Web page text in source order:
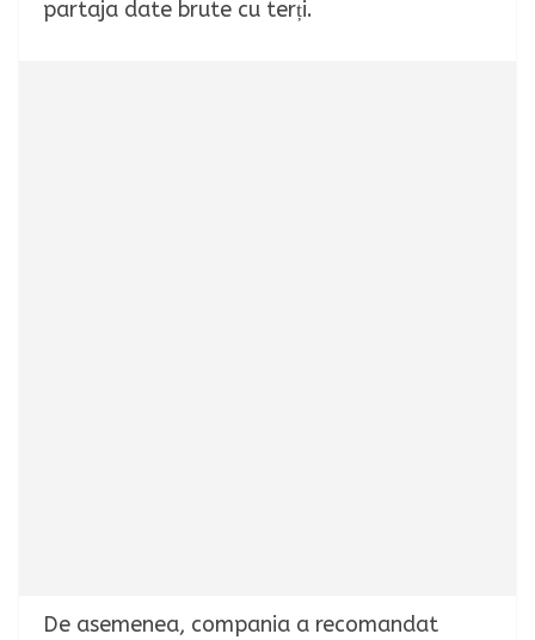
partaja date brute cu terți.
De asemenea, compania a recomandat